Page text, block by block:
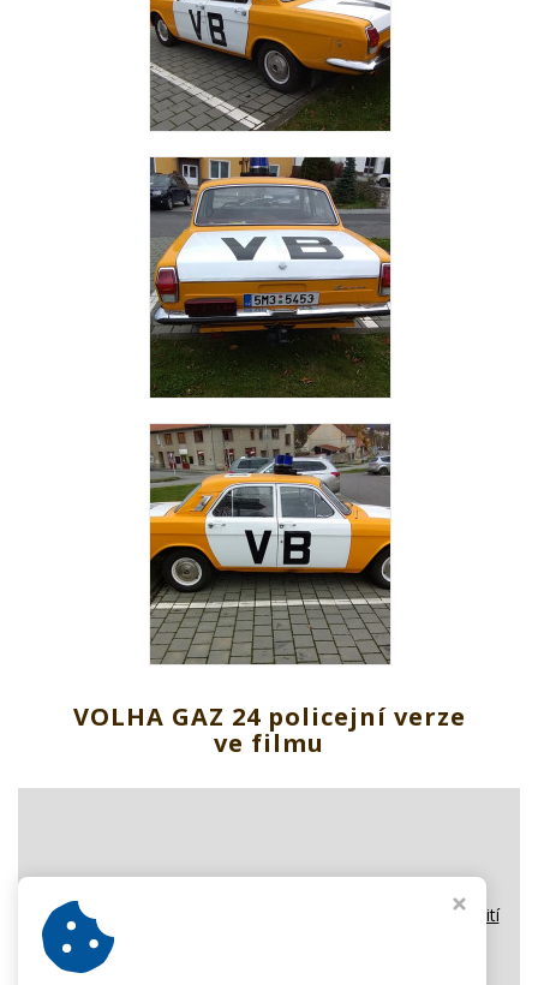
VOLHA GAZ 24 policejní verze
ve filmu
Pro zobrazení obsahu tohoto okna potvrďte prosím použití